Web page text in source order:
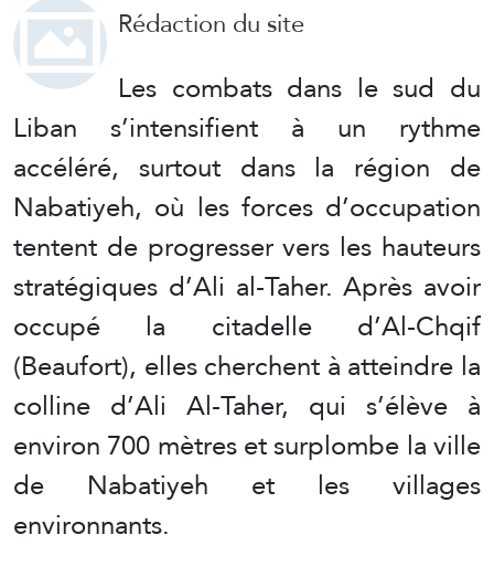
Rédaction du site
Les combats dans le sud du
Liban s’intensifient à un rythme
accéléré, surtout dans la région de
Nabatiyeh, où les forces d’occupation
tentent de progresser vers les hauteurs
stratégiques d’Ali al-Taher. Après avoir
occupé la citadelle d’Al-Chqif
(Beaufort), elles cherchent à atteindre la
colline d’Ali Al-Taher, qui s’élève à
environ 700 mètres et surplombe la ville
de Nabatiyeh et les villages
environnants.